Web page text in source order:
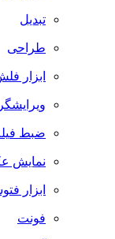
تبدیل
طراحی
ابزار
ضبط
نمایش
ابزار
فونت